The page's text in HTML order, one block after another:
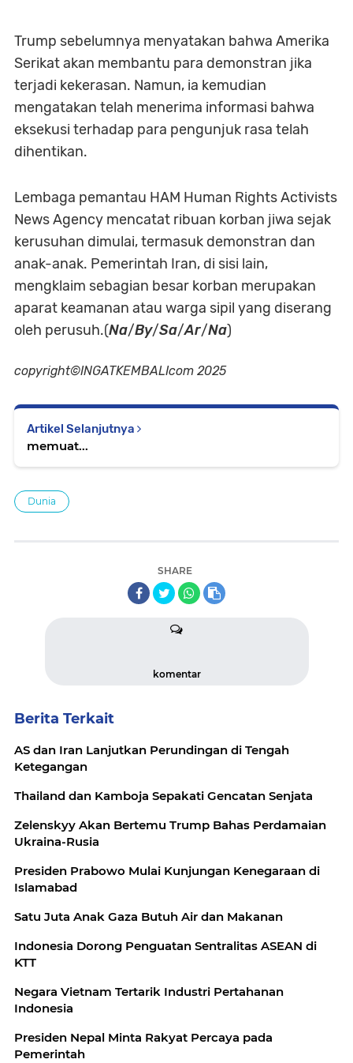
Trump sebelumnya menyatakan bahwa Amerika
Serikat akan membantu para demonstran jika
terjadi kekerasan. Namun, ia kemudian
mengatakan telah menerima informasi bahwa
eksekusi terhadap para pengunjuk rasa telah
dihentikan.
Lembaga pemantau HAM Human Rights Activists
News Agency mencatat ribuan korban jiwa sejak
kerusuhan dimulai, termasuk demonstran dan
anak-anak. Pemerintah Iran, di sisi lain,
mengklaim sebagian besar korban merupakan
aparat keamanan atau warga sipil yang diserang
oleh perusuh.(Na/By/Sa/Ar/Na)
copyright©INGATKEMBALIcom 2025
Artikel Selanjutnya
memuat...
Dunia
SHARE
komentar
Berita Terkait
AS dan Iran Lanjutkan Perundingan di Tengah
Ketegangan
Thailand dan Kamboja Sepakati Gencatan Senjata
Zelenskyy Akan Bertemu Trump Bahas Perdamaian
Ukraina-Rusia
Presiden Prabowo Mulai Kunjungan Kenegaraan di
Islamabad
Satu Juta Anak Gaza Butuh Air dan Makanan
Indonesia Dorong Penguatan Sentralitas ASEAN di
KTT
Negara Vietnam Tertarik Industri Pertahanan
Indonesia
Presiden Nepal Minta Rakyat Percaya pada
Pemerintah